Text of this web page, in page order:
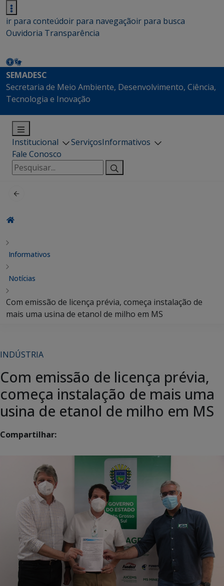
ir para conteúdoir para navegaçãoir para busca
Ouvidoria Transparência
SEMADESC
Secretaria de Meio Ambiente, Desenvolvimento, Ciência,
Tecnologia e Inovação
Institucional ServiçosInformativos
Fale Conosco
Pesquisar
por:
Informativos
Notícias
Com emissão de licença prévia, começa instalação de
mais uma usina de etanol de milho em MS
INDÚSTRIA
Com emissão de licença prévia,
começa instalação de mais uma
usina de etanol de milho em MS
Compartilhar: